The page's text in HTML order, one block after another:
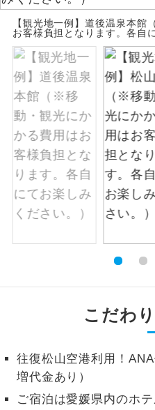
【観光地一例】道後温泉本
お客様負担となります。各自
こだわ
往復松山空港利用！
増代金あり）
ご宿泊は愛媛県内のホ
絶景 絶景ス
温泉 温泉地
露天風呂
ご宿泊
す。
大浴場 ご宿泊
全食事付き
全ての
事の心
く）
お部屋食
お部屋
トラベルイヤ
周りの
1名様
2名様催行
お支払いは、クレジ
ります。
お申し込みの最後にク
していただき、決済手
て、ご旅行の契約が
ご予約方法について
ウェブ限定コースとな
ンター及びカウンター
ません。